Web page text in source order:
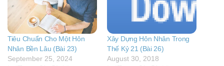
Tiêu Chuẩn Cho Một Hôn
Nhân Bền Lâu (Bài 23)
September 25, 2024
Xây Dựng Hôn Nhân Trong
Thế Kỷ 21 (Bài 26)
August 30, 2018